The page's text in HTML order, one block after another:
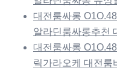
대전룸싸롱
알라딘룸싸롱추천
대전룸싸롱
릭가라오케 대전룸